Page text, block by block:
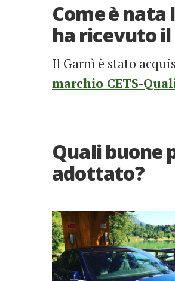
Come è
ha ricevuto il
Il Garnì è stato
marchio CETS-
Quali buone
adottato?